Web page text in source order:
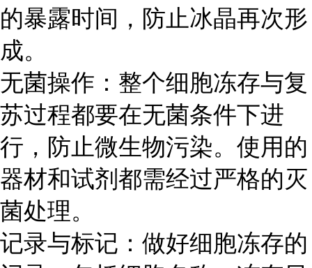
的暴露时间，防止冰晶再次形
成。
无菌操作：整个细胞冻存与复
苏过程都要在无菌条件下进
行，防止微生物污染。使用的
器材和试剂都需经过严格的灭
菌处理。
记录与标记：做好细胞冻存的